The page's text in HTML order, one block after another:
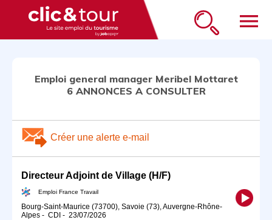
menu
Emploi general manager Meribel Mottaret
6 ANNONCES A CONSULTER
Créer une alerte e-mail
Directeur Adjoint de Village (H/F)
Emploi France Travail
Bourg-Saint-Maurice (73700), Savoie (73), Auvergne-Rhône-
Alpes - CDI - 23/07/2026